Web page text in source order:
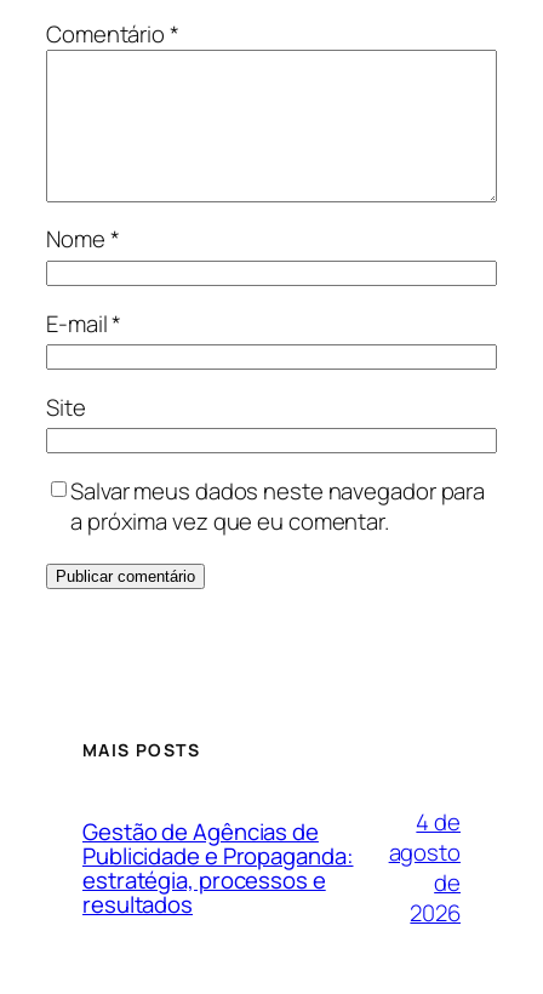
Comentário*
Nome*
E-mail*
Site
Salvar meus dados neste navegador para
a próxima vez que eu comentar.
MAIS POSTS
Gestão de Agências de
Publicidade e Propaganda:
estratégia, processos e
resultados
4 de
agosto
de
2026